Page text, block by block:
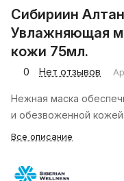
Сибириин
Увлажняющая
кожи 75мл.
0 Нет отзывов
Нежная маска
и обезвоженной
Все описание